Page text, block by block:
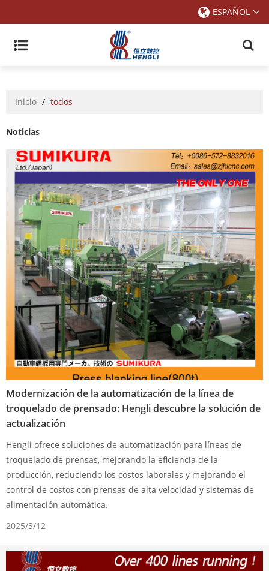
ESPAÑOL
Inicio / todos
Noticias
Modernización de la automatización de la línea de
troquelado de prensado: Hengli descubre la solución de
actualización
Hengli ofrece soluciones de automatización para líneas de
troquelado de prensas, mejorando la eficiencia de la
producción, reduciendo los costos laborales y mejorando el
control de costos con prensas de alta velocidad y sistemas de
alimentación automática.
2025/3/12